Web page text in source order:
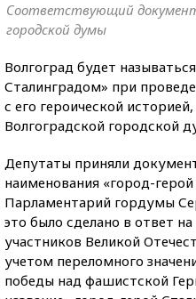
Соответствующий
городской думы
Волгоград будет
Сталинградом» при
с его героической
Волгоградской городской
Депутаты приняли
наименования «город-
Парламентарий гордумы
это было сделано в ответ
участников Великой
учетом переломного
победы над фашистской